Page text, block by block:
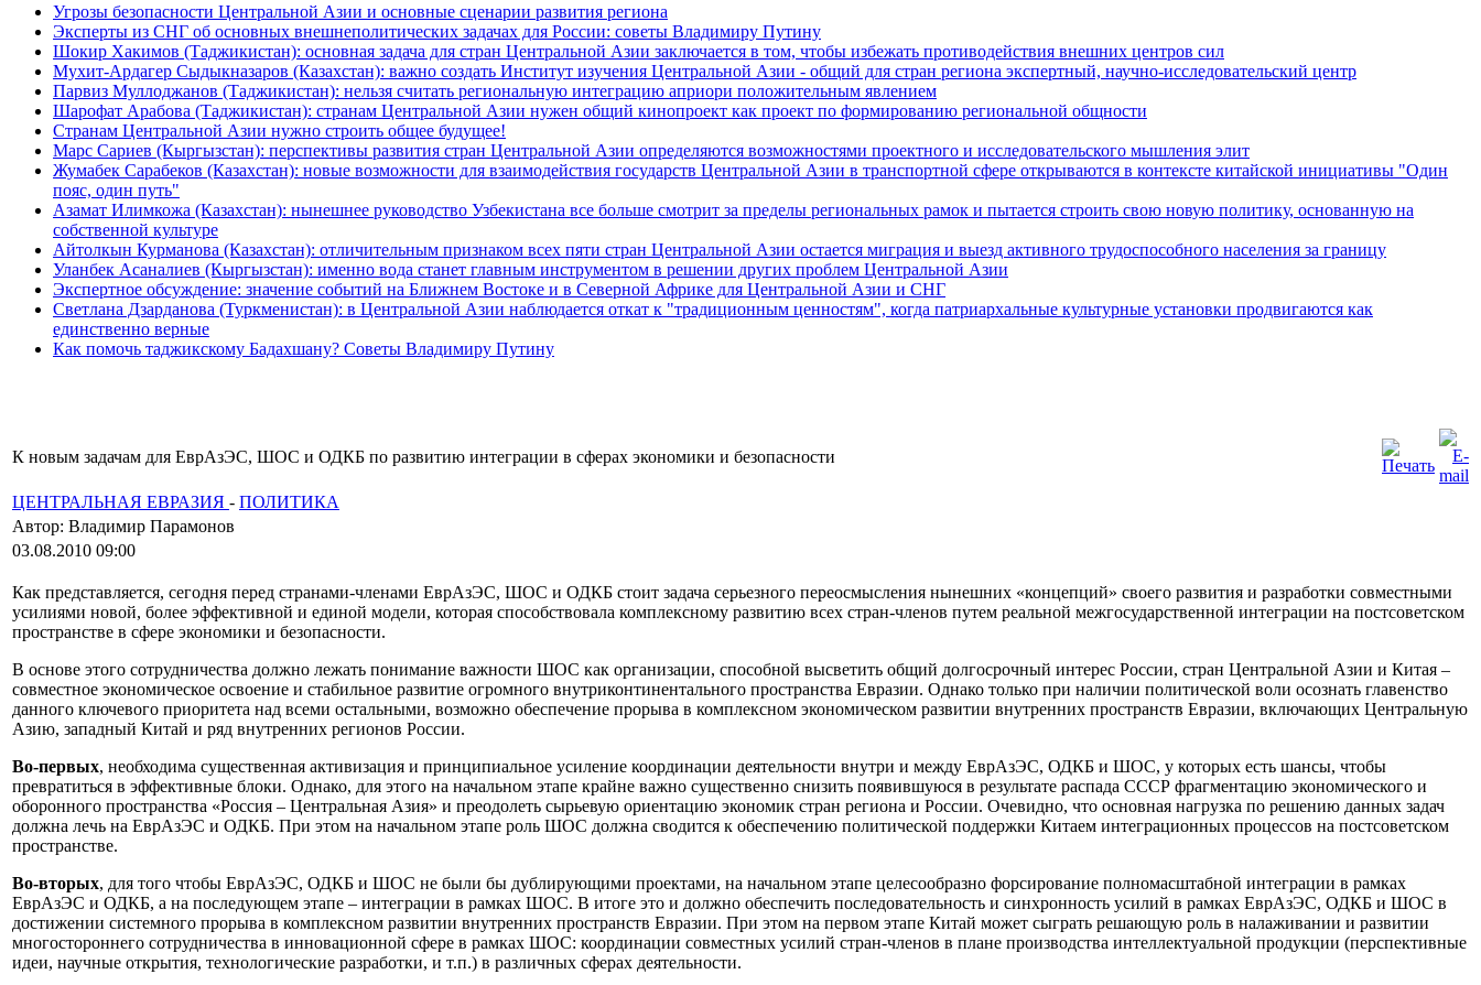
Угрозы безопасности Центральной Азии и основные сценарии развития региона
Эксперты из СНГ об основных внешнеполитических задачах для России: советы Владимиру Путину
Шокир Хакимов (Таджикистан): основная задача для стран Центральной Азии заключается в том, чтобы избежать противодействия внешних центров сил
Мухит-Ардагер Сыдыкназаров (Казахстан): важно создать Институт изучения Центральной Азии - общий для стран региона экспертный, научно-исследовательский центр
Парвиз Муллоджанов (Таджикистан): нельзя считать региональную интеграцию априори положительным явлением
Шарофат Арабова (Таджикистан): странам Центральной Азии нужен общий кинопроект как проект по формированию региональной общности
Странам Центральной Азии нужно строить общее будущее!
Марс Сариев (Кыргызстан): перспективы развития стран Центральной Азии определяются возможностями проектного и исследовательского мышления элит
Жумабек Сарабеков (Казахстан): новые возможности для взаимодействия государств Центральной Азии в транспортной сфере открываются в контексте китайской инициативы "Один
пояс, один путь"
Азамат Илимкожа (Казахстан): нынешнее руководство Узбекистана все больше смотрит за пределы региональных рамок и пытается строить свою новую политику, основанную на
собственной культуре
Айтолкын Курманова (Казахстан): отличительным признаком всех пяти стран Центральной Азии остается миграция и выезд активного трудоспособного населения за границу
Уланбек Асаналиев (Кыргызстан): именно вода станет главным инструментом в решении других проблем Центральной Азии
Экспертное обсуждение: значение событий на Ближнем Востоке и в Северной Африке для Центральной Азии и СНГ
Светлана Дзарданова (Туркменистан): в Центральной Азии наблюдается откат к "традиционным ценностям", когда патриархальные культурные установки продвигаются как
единственно верные
Как помочь таджикскому Бадахшану? Советы Владимиру Путину
К новым задачам для ЕврАзЭС, ШОС и ОДКБ по развитию интеграции в сферах экономики и безопасности
ЦЕНТРАЛЬНАЯ ЕВРАЗИЯ - ПОЛИТИКА
Автор: Владимир Парамонов
03.08.2010 09:00
Как представляется, сегодня перед странами-членами ЕврАзЭС, ШОС и ОДКБ стоит задача серьезного переосмысления нынешних «концепций» своего развития и разработки совместными
усилиями новой, более эффективной и единой модели, которая способствовала комплексному развитию всех стран-членов путем реальной межгосударственной интеграции на постсоветском
пространстве в сфере экономики и безопасности.
В основе этого сотрудничества должно лежать понимание важности ШОС как организации, способной высветить общий долгосрочный интерес России, стран Центральной Азии и Китая –
совместное экономическое освоение и стабильное развитие огромного внутриконтинентального пространства Евразии. Однако только при наличии политической воли осознать главенство
данного ключевого приоритета над всеми остальными, возможно обеспечение прорыва в комплексном экономическом развитии внутренних пространств Евразии, включающих Центральную
Азию, западный Китай и ряд внутренних регионов России.
Во-первых, необходима существенная активизация и принципиальное усиление координации деятельности внутри и между ЕврАзЭС, ОДКБ и ШОС, у которых есть шансы, чтобы
превратиться в эффективные блоки. Однако, для этого на начальном этапе крайне важно существенно снизить появившуюся в результате распада СССР фрагментацию экономического и
оборонного пространства «Россия – Центральная Азия» и преодолеть сырьевую ориентацию экономик стран региона и России. Очевидно, что основная нагрузка по решению данных задач
должна лечь на ЕврАзЭС и ОДКБ. При этом на начальном этапе роль ШОС должна сводится к обеспечению политической поддержки Китаем интеграционных процессов на постсоветском
пространстве.
Во-вторых, для того чтобы ЕврАзЭС, ОДКБ и ШОС не были бы дублирующими проектами, на начальном этапе целесообразно форсирование полномасштабной интеграции в рамках
ЕврАзЭС и ОДКБ, а на последующем этапе – интеграции в рамках ШОС. В итоге это и должно обеспечить последовательность и синхронность усилий в рамках ЕврАзЭС, ОДКБ и ШОС в
достижении системного прорыва в комплексном развитии внутренних пространств Евразии. При этом на первом этапе Китай может сыграть решающую роль в налаживании и развитии
многостороннего сотрудничества в инновационной сфере в рамках ШОС: координации совместных усилий стран-членов в плане производства интеллектуальной продукции (перспективные
идеи, научные открытия, технологические разработки, и т.п.) в различных сферах деятельности.